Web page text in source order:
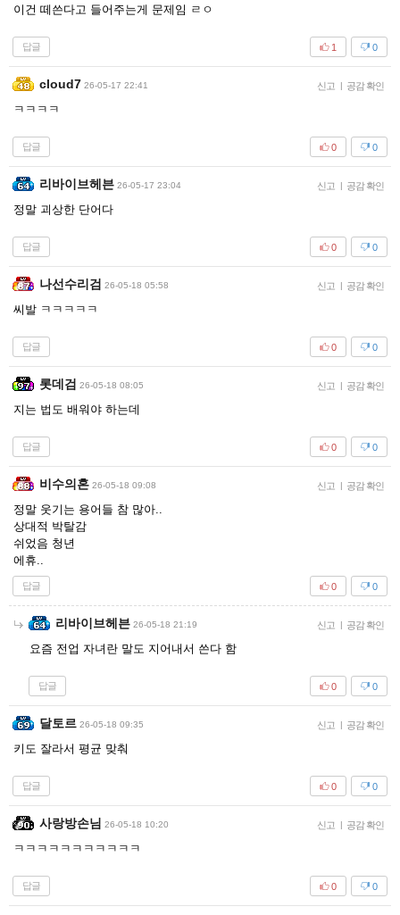
이건 떼쓴다고 들어주는게 문제임 ㄹㅇ
답글 0
1
cloud7 26-05-17 22:41 신고 공감 확인
ㅋㅋㅋㅋ
답글 0
0
리바이브헤븐 26-05-17 23:04 신고 공감 확인
정말 괴상한 단어다
답글 0
0
나선수리검 26-05-18 05:58 신고 공감 확인
씨발 ㅋㅋㅋㅋㅋ
답글 0
0
롯데검 26-05-18 08:05 신고 공감 확인
지는 법도 배워야 하는데
답글 0
0
비수의혼 26-05-18 09:08 신고 공감 확인
정말 웃기는 용어들 참 많아..
상대적 박탈감
쉬었음 청년
에휴..
답글 0
0
리바이브헤븐 26-05-18 21:19 신고 공감 확인
요즘 전업 자녀란 말도 지어내서 쓴다 함
답글 0
0
달토르 26-05-18 09:35 신고 공감 확인
키도 잘라서 평균 맞춰
답글 0
0
사랑방손님 26-05-18 10:20 신고 공감 확인
ㅋㅋㅋㅋㅋㅋㅋㅋㅋㅋㅋ
답글 0
0